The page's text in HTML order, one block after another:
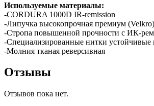
Используемые материалы:
-CORDURA 1000D IR-remission
-Липучка высокопрочная премиум (Velkro)
-Стропа повышенной прочности c ИК-
-Специализированные нитки
-Молния тканая реверсивная
Отзывы
Отзывов пока нет.